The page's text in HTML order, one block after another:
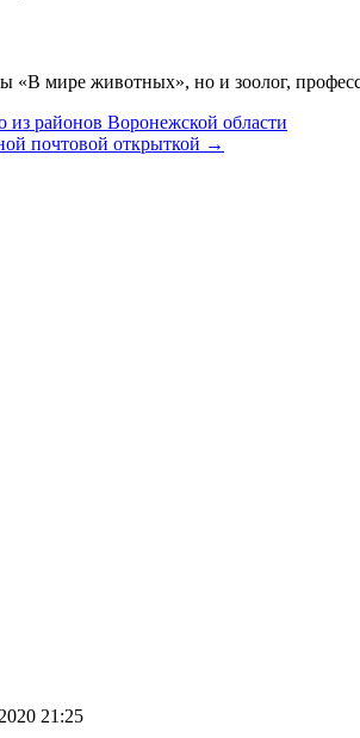
«В мире животных», но и зоолог,
районов Воронежской области
почтовой открыткой →
21:25